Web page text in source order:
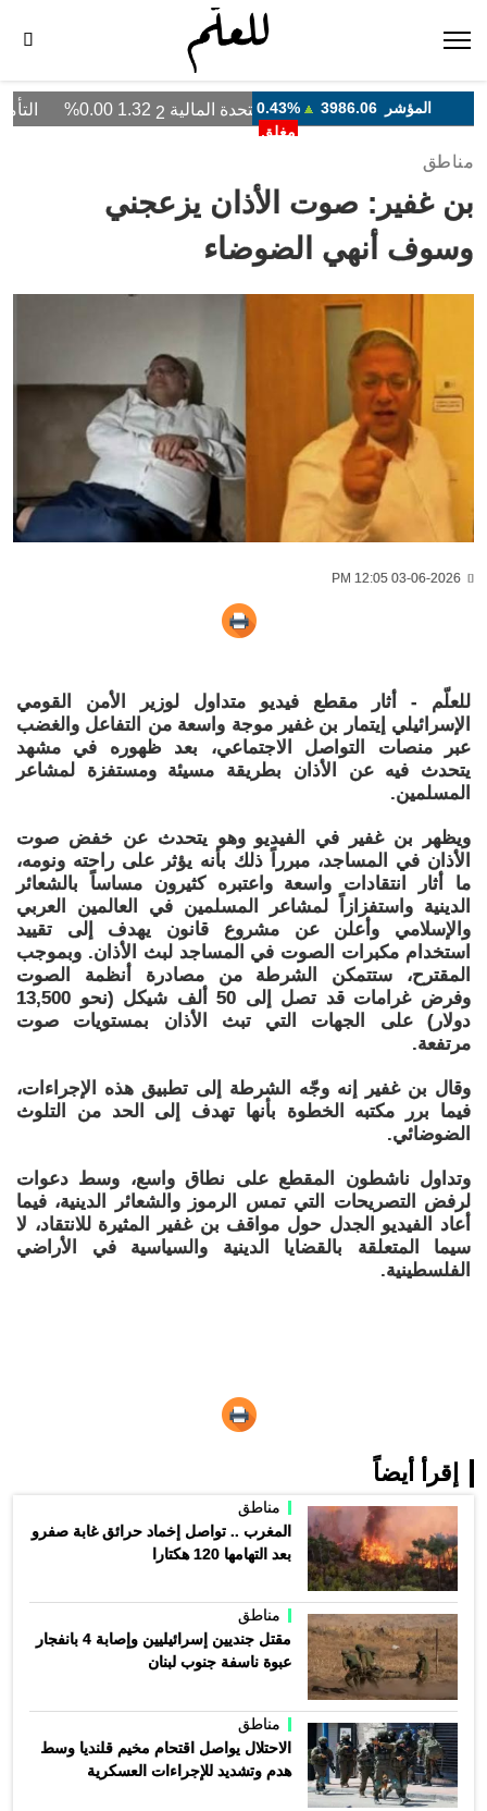
مناطق
بن غفير: صوت الأذان يزعجني
وسوف أنهي الضوضاء
للعلّم - أثار مقطع فيديو متداول لوزير الأمن القومي
الإسرائيلي إيتمار بن غفير موجة واسعة من التفاعل والغضب
عبر منصات التواصل الاجتماعي، بعد ظهوره في مشهد
يتحدث فيه عن الأذان بطريقة مسيئة ومستفزة لمشاعر
المسلمين.
ويظهر بن غفير في الفيديو وهو يتحدث عن خفض صوت
الأذان في المساجد، مبرراً ذلك بأنه يؤثر على راحته ونومه،
ما أثار انتقادات واسعة واعتبره كثيرون مساساً بالشعائر
الدينية واستفزازاً لمشاعر المسلمين في العالمين العربي
والإسلامي وأعلن عن مشروع قانون يهدف إلى تقييد
استخدام مكبرات الصوت في المساجد لبث الأذان. وبموجب
المقترح، ستتمكن الشرطة من مصادرة أنظمة الصوت
وفرض غرامات قد تصل إلى 50 ألف شيكل (نحو 13,500
دولار) على الجهات التي تبث الأذان بمستويات صوت
مرتفعة.
وقال بن غفير إنه وجّه الشرطة إلى تطبيق هذه الإجراءات،
فيما برر مكتبه الخطوة بأنها تهدف إلى الحد من التلوث
الضوضائي.
وتداول ناشطون المقطع على نطاق واسع، وسط دعوات
لرفض التصريحات التي تمس الرموز والشعائر الدينية، فيما
أعاد الفيديو الجدل حول مواقف بن غفير المثيرة للانتقاد، لا
سيما المتعلقة بالقضايا الدينية والسياسية في الأراضي
الفلسطينية.
إقرأ أيضاً
مناطق
المغرب .. تواصل إخماد حرائق غابة صفرو
بعد التهامها 120 هكتارا
مناطق
مقتل جنديين إسرائيليين وإصابة 4 بانفجار
عبوة ناسفة جنوب لبنان
مناطق
الاحتلال يواصل اقتحام مخيم قلنديا وسط
هدم وتشديد للإجراءات العسكرية